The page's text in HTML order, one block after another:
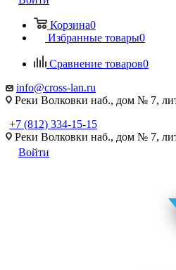
Корзина0
Избранные товары0
Сравнение товаров0
info@cross-lan.ru
Реки Волковки наб., дом № 7,
+7 (812) 334-15-15
Реки Волковки наб., дом № 7,
Войти